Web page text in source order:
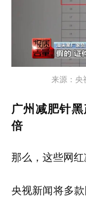
来源：央
广州减肥针
倍
那么，这些网
央视新闻将多